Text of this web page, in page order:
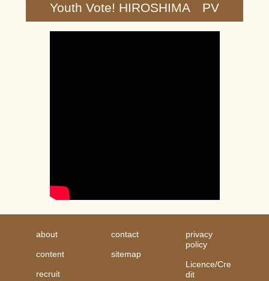
Youth Vote! HIROSHIMA PV
about
content
recruit
contact
sitemap
privacy
policy
Licence/Cre
dit